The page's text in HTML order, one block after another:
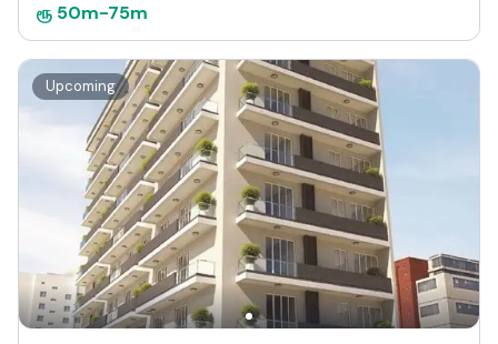
ரூ 50m-75m
Upcoming